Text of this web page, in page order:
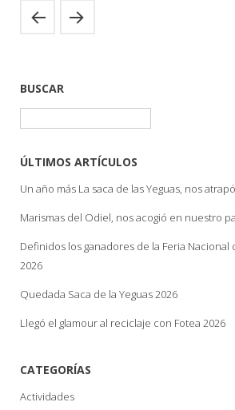
BUSCAR
ÚLTIMOS ARTÍCULOS
Un año más La saca de las Yeguas, nos
Marismas del Odiel, nos acogió en nuestro
Definidos los ganadores de la Feria
2026
Quedada Saca de la Yeguas 2026
Llegó el glamour al reciclaje con Fotea 2026
CATEGORÍAS
Actividades